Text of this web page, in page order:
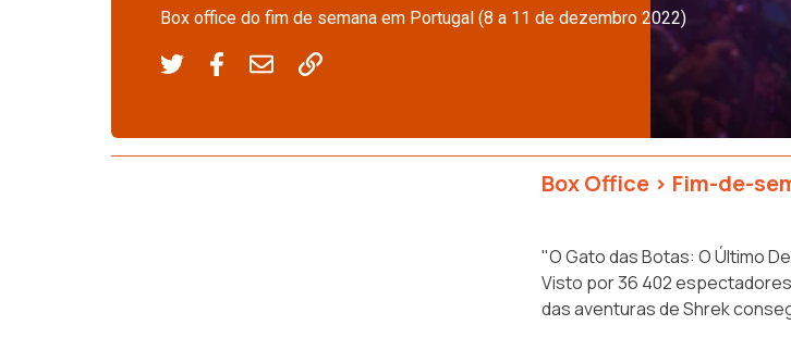
Box office do fim de semana em Portugal (8 a 11 de dezembro 2022)
Box Office > Fim-de-
"O Gato das Botas: O Último
Visto por 36 402
das aventuras de Shrek